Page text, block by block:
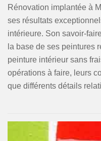
Rénovation implantée à
ses résultats
intérieure. Son savoir-
la base de ses peintures
peinture intérieur sans
opérations à faire, leurs
que différents détails